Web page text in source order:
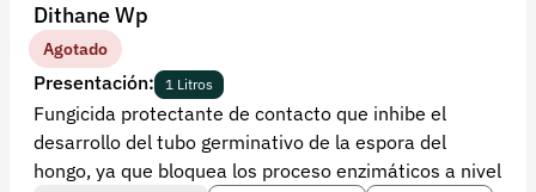
Dithane Wp
Agotado
Presentación: 1 Litros
Fungicida protectante de contacto que inhibe el
desarrollo del tubo germinativo de la espora del
hongo, ya que bloquea los proceso enzimáticos a nivel
contacto@croper.com
© 2026 Croper.com Todos los derechos reservados
Versión 5.45.0
Síguenos